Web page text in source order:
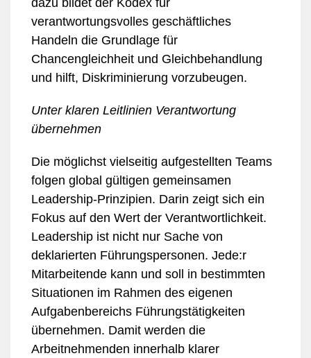
dazu bildet der Kodex für
verantwortungsvolles geschäftliches
Handeln die Grundlage für
Chancengleichheit und Gleichbehandlung
und hilft, Diskriminierung vorzubeugen.
Unter klaren Leitlinien Verantwortung
übernehmen
Die möglichst vielseitig aufgestellten Teams
folgen global gültigen gemeinsamen
Leadership-Prinzipien. Darin zeigt sich ein
Fokus auf den Wert der Verantwortlichkeit.
Leadership ist nicht nur Sache von
deklarierten Führungspersonen. Jede:r
Mitarbeitende kann und soll in bestimmten
Situationen im Rahmen des eigenen
Aufgabenbereichs Führungstätigkeiten
übernehmen. Damit werden die
Arbeitnehmenden innerhalb klarer